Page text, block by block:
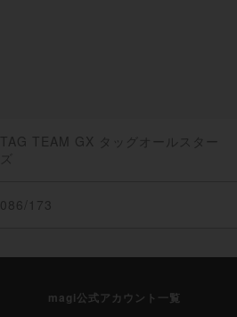
TAG TEAM GX タッグオールスター
ズ
086/173
magi公式アカウント一覧